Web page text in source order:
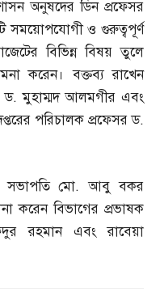
অনুষদের ডিন প্রফেসর
সময়োপযোগী ও গুরুত্বপূর্ণ
বিভিন্ন বিষয় তুলে
করেন। বক্তব্য রাখেন
ড.মুহাম্মদ আলমগীর এবং
পরিচালক প্রফেসর ড.
সভাপতি মো.আবু বকর
করেন বিভাগের প্রভাষক
রহমান এবং রাবেয়া